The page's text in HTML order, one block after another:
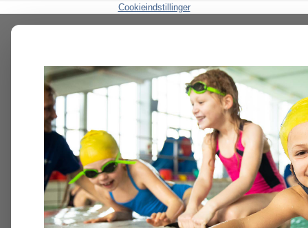
Cookieindstillinger